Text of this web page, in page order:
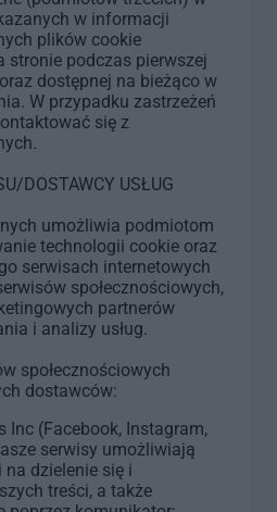
w informacji
plików cookie
stronie podczas pierwszej
dostępnej na bieżąco w
W przypadku zastrzeżeń
się z
DOSTAWCY USŁUG
umożliwia podmiotom
technologii cookie oraz
serwisach internetowych
społecznościowych,
partnerów
i analizy usług.
społecznościowych
dostawców:
Inc (Facebook, Instagram,
serwisy umożliwiają
dzielenie się i
treści, a także